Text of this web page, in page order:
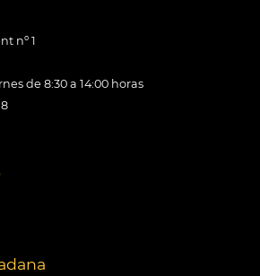
nº 1
de 8:30 a 14:00 horas